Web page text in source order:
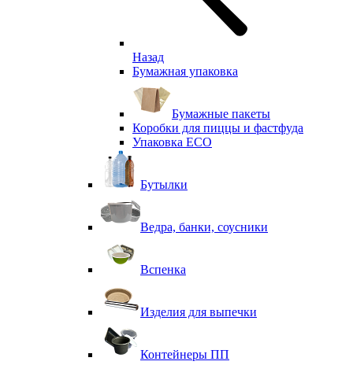
Назад
Бумажная упаковка
Бумажные пакеты
Коробки для пиццы и фастфуда
Упаковка ECO
Бутылки
Ведра, банки, соусники
Вспенка
Изделия для выпечки
Контейнеры ПП